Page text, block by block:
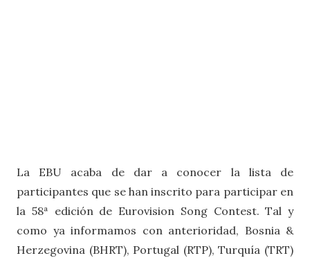
La EBU acaba de dar a conocer la lista de
participantes que se han inscrito para participar en
la 58ª edición de Eurovision Song Contest. Tal y
como ya informamos con anterioridad, Bosnia &
Herzegovina (BHRT), Portugal (RTP), Turquía (TRT)